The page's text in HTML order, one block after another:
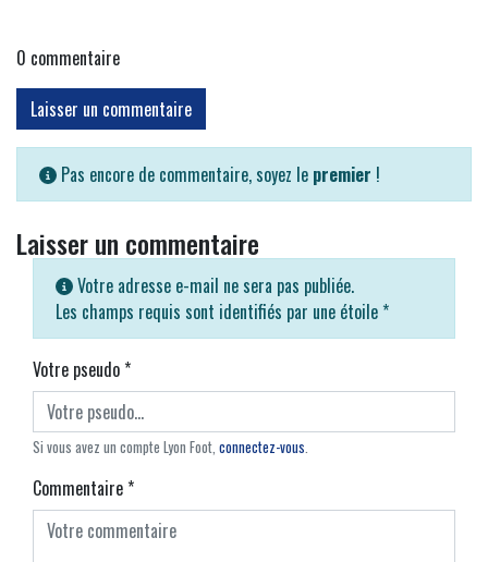
0 commentaire
Laisser un commentaire
Pas encore de commentaire, soyez le premier !
Laisser un commentaire
Votre adresse e-mail ne sera pas publiée.
Les champs requis sont identifiés par une étoile *
Votre pseudo*
Si vous avez un compte Lyon Foot, connectez-vous.
Commentaire*